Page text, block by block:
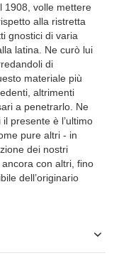
1908, volle mettere
alla ristretta
gnostici di varia
latina. Ne curò lui
di
materiale più
altrimenti
a penetrarlo. Ne
presente è l’ultimo
pure altri - in
dei nostri
con altri, fino
dell’originario